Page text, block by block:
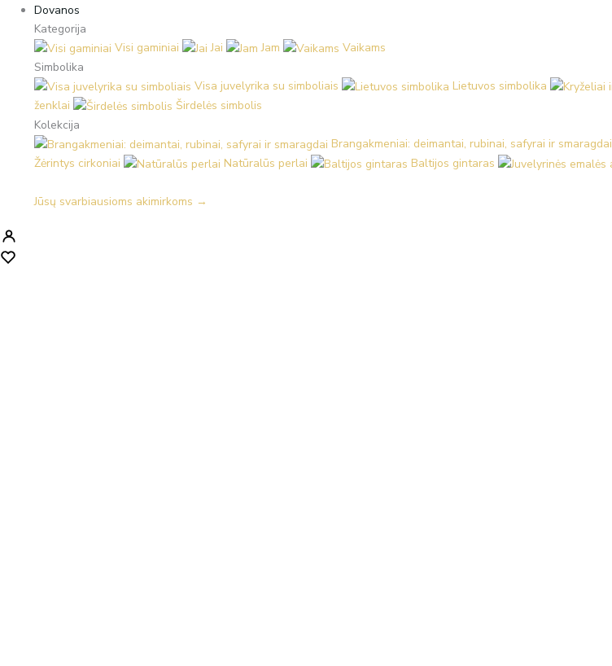
Dovanos
Kategorija
Visi gaminiai
Jai Jam
Vaikams
Simbolika
Visa juvelyrika su simboliais
Lietuvos simbolika
ženklai
Širdelės simbolis
Kolekcija
Brangakmeniai: deimantai, rubinai, safyrai ir smaragdai
Žėrintys cirkoniai
Natūralūs perlai Baltijos gintaras
Jūsų svarbiausioms akimirkoms →